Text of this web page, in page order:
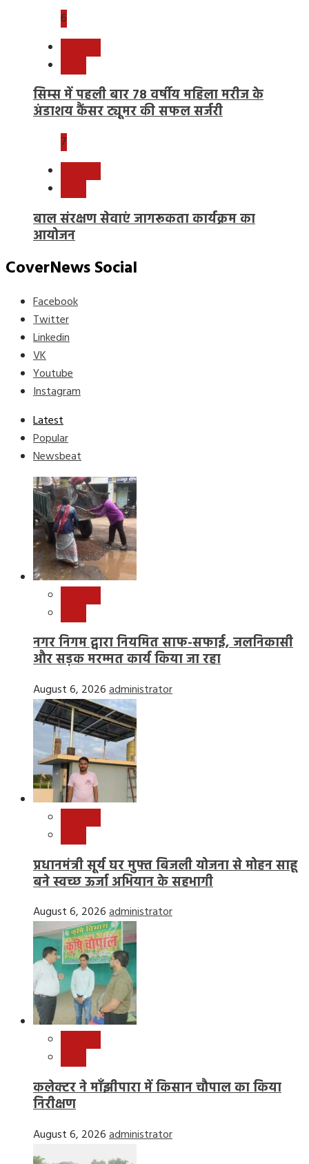
6
सिम्स में पहली बार 78 वर्षीय महिला मरीज के
अंडाशय कैंसर ट्यूमर की सफल सर्जरी
7
बाल संरक्षण सेवाएं जागरूकता कार्यक्रम का
आयोजन
CoverNews Social
Facebook
Twitter
Linkedin
VK
Youtube
Instagram
Latest
Popular
Newsbeat
नगर निगम द्वारा नियमित साफ-सफाई, जलनिकासी
और सड़क मरम्मत कार्य किया जा रहा
August 6, 2026administrator
प्रधानमंत्री सूर्य घर मुफ्त बिजली योजना से मोहन साहू
बने स्वच्छ ऊर्जा अभियान के सहभागी
August 6, 2026administrator
कलेक्टर ने माँझीपारा में किसान चौपाल का किया
निरीक्षण
August 6, 2026administrator